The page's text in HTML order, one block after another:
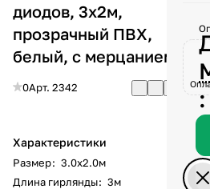
диодов, 3x2м,
прозрачный ПВХ,
белый, с мерцанием
0Арт. 2342
Характеристики
Размер: 3.0х2.0м
Длина гирлянды: 3м
: